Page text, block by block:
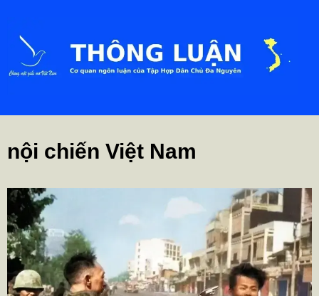
nội chiến Việt Nam